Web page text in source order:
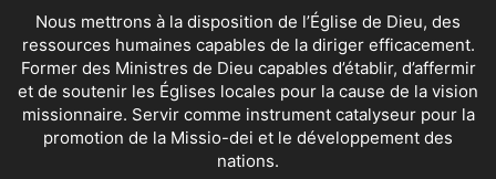
Nous mettrons à la disposition de l’Église de Dieu, des
ressources humaines capables de la diriger efficacement.
Former des Ministres de Dieu capables d’établir, d’affermir
et de soutenir les Églises locales pour la cause de la vision
missionnaire. Servir comme instrument catalyseur pour la
promotion de la Missio-dei et le développement des
nations.